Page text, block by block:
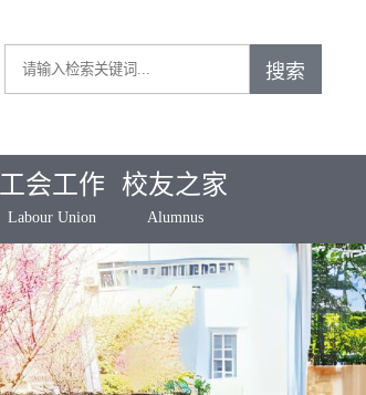
工会工作
Labour Union
校友之家
Alumnus